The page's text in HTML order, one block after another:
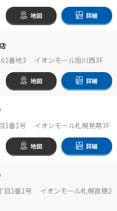
地図 詳細
番地3 イオンモール旭川西3F
地図 詳細
1番1号 イオンモール札幌発寒3F
地図 詳細
目1番1号 イオンモール札幌苗穂2